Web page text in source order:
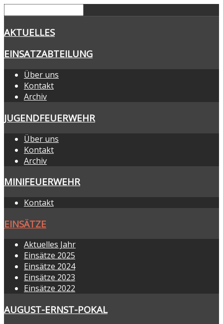
AKTUELLES
EINSATZABTEILUNG
Über uns
Kontakt
Archiv
JUGENDFEUERWEHR
Über uns
Kontakt
Archiv
MINIFEUERWEHR
Kontakt
EINSÄTZE
Aktuelles Jahr
Einsätze 2025
Einsätze 2024
Einsätze 2023
Einsätze 2022
AUGUST-ERNST-POKAL